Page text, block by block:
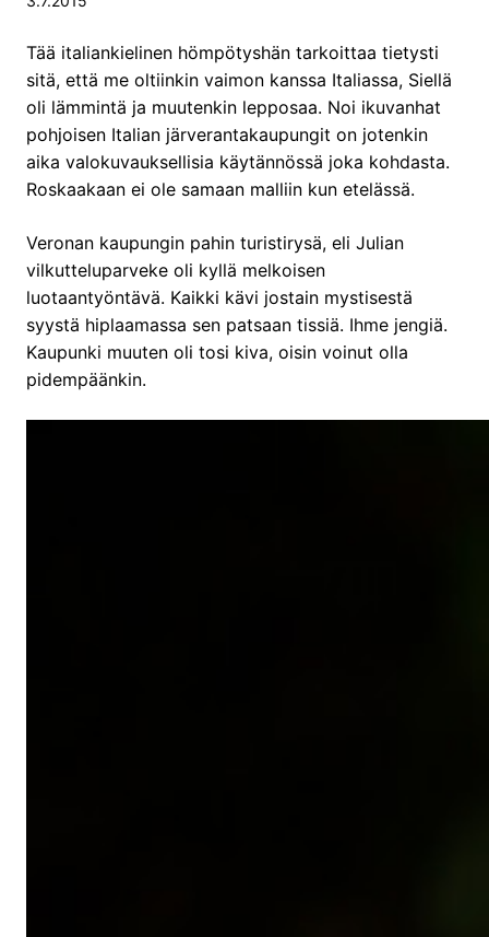
Tää italiankielinen hömpötyshän tarkoittaa tietysti
sitä, että me oltiinkin vaimon kanssa Italiassa, Siellä
oli lämmintä ja muutenkin lepposaa. Noi ikuvanhat
pohjoisen Italian järverantakaupungit on jotenkin
aika valokuvauksellisia käytännössä joka kohdasta.
Roskaakaan ei ole samaan malliin kun etelässä.
Veronan kaupungin pahin turistirysä, eli Julian
vilkutteluparveke oli kyllä melkoisen
luotaantyöntävä. Kaikki kävi jostain mystisestä
syystä hiplaamassa sen patsaan tissiä. Ihme jengiä.
Kaupunki muuten oli tosi kiva, oisin voinut olla
pidempäänkin.